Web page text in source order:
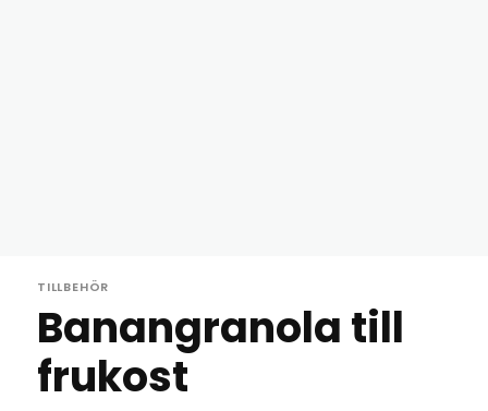
TILLBEHÖR
Banangranola till
frukost